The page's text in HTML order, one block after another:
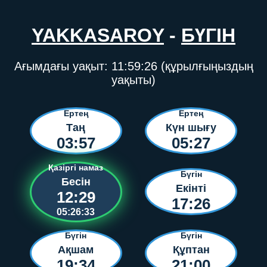
YAKKASAROY- БҮГІН
Ағымдағы уақыт: 11:59:26(құрылғыңыздың
уақыты)
Ертең
Таң
03:57
Ертең
Күн шығу
05:27
Қазіргі намаз
Бесін
12:29
05:26:33
Бүгін
Екінті
17:26
Бүгін
Ақшам
Бүгін
Құптан